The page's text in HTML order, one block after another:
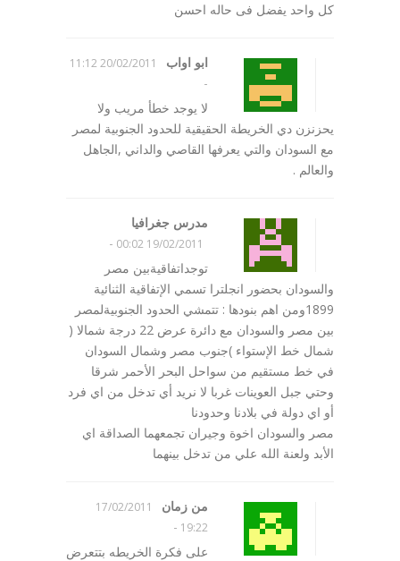
كل واحد يفضل فى حاله احسن
ابو اواب 20/02/2011 11:12
-
لا يوجد خطأ مريب ولا
يحزنزن دي الخريطة الحقيقية للحدود الجنوبية لمصر
مع السودان والتي يعرفها القاصي والداني ,الجاهل
والعالم .
مدرس جغرافيا
19/02/2011 00:02
-
توجداتفاقيةبين مصر
والسودان بحضور انجلترا تسمي الإتفاقية الثنائية
1899ومن اهم بنودها : تتمشي الحدود الجنوبيةلمصر
بين مصر والسودان مع دائرة عرض 22 درجة شمالا (
شمال خط الإستواء )جنوب مصر وشمال السودان
في خط مستقيم من سواحل البحر الأحمر شرقا
وحتي جبل العوينات غربا لا نريد أي تدخل من اي فرد
أو اي دولة في بلادنا وحدودنا
مصر والسودان اخوة وجيران تجمعهما الصداقة اي
الأبد ولعنة الله علي من تدخل بينهما
من زمان
17/02/2011
19:22
-
على فكرة الخريطه بتتعرض